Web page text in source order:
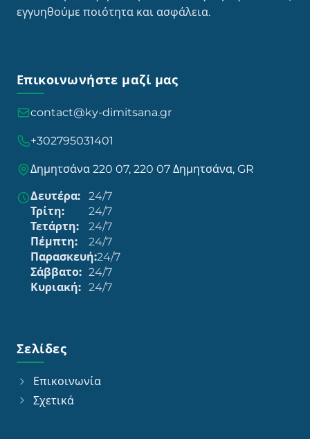
εγγυηθούμε ποιότητα και ασφάλεια.
Επικοινωνήστε μαζί μας
contact@ky-dimitsana.gr
+302795031401
Δημητσάνα 220 07, 220 07 Δημητσάνα, GR
Δευτέρα:
24/7
Τρίτη:
24/7
Τετάρτη:
24/7
Πέμπτη:
24/7
Παρασκευή:24/7
Σάββατο: 24/7
Κυριακή: 24/7
Σελίδες
Επικοινωνία
Σχετικά